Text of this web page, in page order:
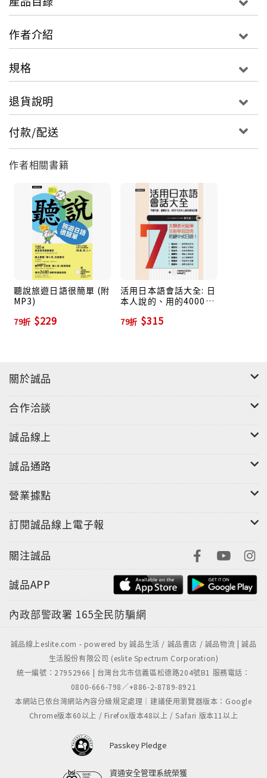
〈例〉心配だったので、照る照る坊主を作った。（因
【心配】：な形容詞［擔心］→ 心配だった（過去肯定
【ので】：助詞［因為］→ 心配だったので（因為當時
【照る照る坊主】：名詞［晴天娃娃］
【を】：助詞［動詞接受者＋を＋動詞］
【作る】：五段動詞［製作］→ 作った（過去肯定形－
常體）
◎課文篇長適中，以精簡表格，詳述文句構成要素
本書將長篇課文，拆分為分量適中的短篇，詳列構成文
句的基本要素：
（1）「沒有字尾變化」的「名詞、副詞、接續詞、感動
詞」等
（2）「有字尾變化」的「い形容詞、な形容詞、動詞」
（3）文型
（4）助詞
依循「課文出現的順序」，以四種表格，條列所使用的
‧「助詞」詳列「意義」；「文型」說明「接續原則」。
／否定）及「語體」（常體／敬體）。
◎挑戰【讀音練習】：標示易錯的「促音」、「長
音」、「鼻音」
「促音」是日語獨特的、稍微停一下的發音方式。相對
當單字包含這三種發音時，外國人不容易聽出其中的差
文之後，刻意安排「移除漢字發音」的讀音練習，只提
習單字時，必須注意標準發音。
三種發音方式的影響如下：
‧有／無「促音」的差異：おっと（丈夫）‧おと（聲音）
（阿姨）
‧有／無「鼻音」的差異：かびん（花瓶）‧かび（霉）
◎挑戰【填入練習】：三種途徑驗證「理解字詞」及
「文法角色」
每課均有三種填入練習，針對不同題型，給予答題的
「文法提示」。學習者可彙整學習過程，明確驗證「是
否學有所得」。
〈例〉要去補習班的時候，我總是搭電車前往。
作者介紹
規格
退貨說明
付款/配送
作者相關書籍
聽說旅遊日語很簡單 (附
MP3)
79折 $229
活用日本語會話大全: 日
本人說的、用的4000句
79折 $315
關於誠品
合作洽談
誠品線上
誠品通路
營業據點
訂閱誠品線上電子報
關注誠品
誠品APP
內政部警政署 165全民防騙網
誠品線上eslite.com - powered by 誠品生活 / 誠品書店 / 誠品物流 | 誠品
生活股份有限公司 (eslite Spectrum Corporation)
統一編號：27952966 | 台灣台北市信義區松德路204號B1 服務電話：
0800-666-798／+886-2-8789-8921
本網站已依台灣網站內容分級規定處理｜建議使用瀏覽器版本：Google
Chrome版本60以上 / Firefox版本48以上 / Safari 版本11以上
Passkey Pledge
資通安全管理系統榮獲